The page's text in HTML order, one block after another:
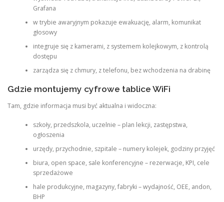
Grafana
w trybie awaryjnym pokazuje ewakuację, alarm, komunikat
głosowy
integruje się z kamerami, z systemem kolejkowym, z kontrolą
dostępu
zarządza się z chmury, z telefonu, bez wchodzenia na drabinę
Gdzie montujemy cyfrowe tablice WiFi
Tam, gdzie informacja musi być aktualna i widoczna:
szkoły, przedszkola, uczelnie – plan lekcji, zastępstwa,
ogłoszenia
urzędy, przychodnie, szpitale – numery kolejek, godziny przyjęć
biura, open space, sale konferencyjne – rezerwacje, KPI, cele
sprzedażowe
hale produkcyjne, magazyny, fabryki – wydajność, OEE, andon,
BHP